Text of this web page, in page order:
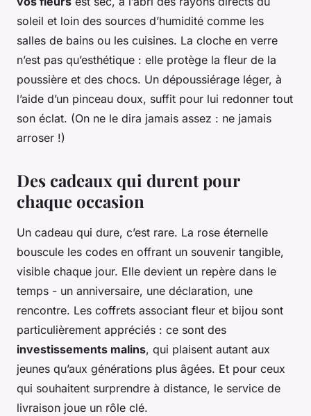
soleil et loin des sources d’humidité comme les
salles de bains ou les cuisines. La cloche en verre
n’est pas qu’esthétique : elle protège la fleur de la
poussière et des chocs. Un dépoussiérage léger, à
l’aide d’un pinceau doux, suffit pour lui redonner tout
son éclat. (On ne le dira jamais assez : ne jamais
arroser !)
Des cadeaux qui durent pour
chaque occasion
Un cadeau qui dure, c’est rare. La rose éternelle
bouscule les codes en offrant un souvenir tangible,
visible chaque jour. Elle devient un repère dans le
temps - un anniversaire, une déclaration, une
rencontre. Les coffrets associant fleur et bijou sont
particulièrement appréciés : ce sont des
investissements malins, qui plaisent autant aux
jeunes qu’aux générations plus âgées. Et pour ceux
qui souhaitent surprendre à distance, le service de
livraison joue un rôle clé.